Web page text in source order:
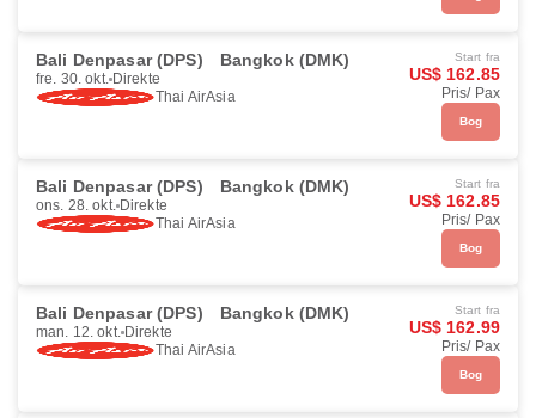
Bali Denpasar (DPS) Bangkok (DMK)
fre. 30. okt. Direkte
Thai AirAsia
Start fra
US$ 162.85
Pris/ Pax
Bog
Bali Denpasar (DPS) Bangkok (DMK)
ons. 28. okt. Direkte
Thai AirAsia
Start fra
US$ 162.85
Pris/ Pax
Bog
Bali Denpasar (DPS) Bangkok (DMK)
man. 12. okt. Direkte
Thai AirAsia
Start fra
US$ 162.99
Pris/ Pax
Bog